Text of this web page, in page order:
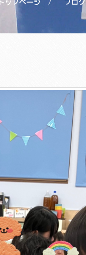
トップページ ブログ